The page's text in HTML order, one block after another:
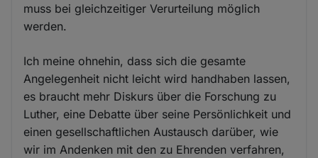
muss bei gleichzeitiger Verurteilung möglich
werden.
Ich meine ohnehin, dass sich die gesamte
Angelegenheit nicht leicht wird handhaben lassen,
es braucht mehr Diskurs über die Forschung zu
Luther, eine Debatte über seine Persönlichkeit und
einen gesellschaftlichen Austausch darüber, wie
wir im Andenken mit den zu Ehrenden verfahren,